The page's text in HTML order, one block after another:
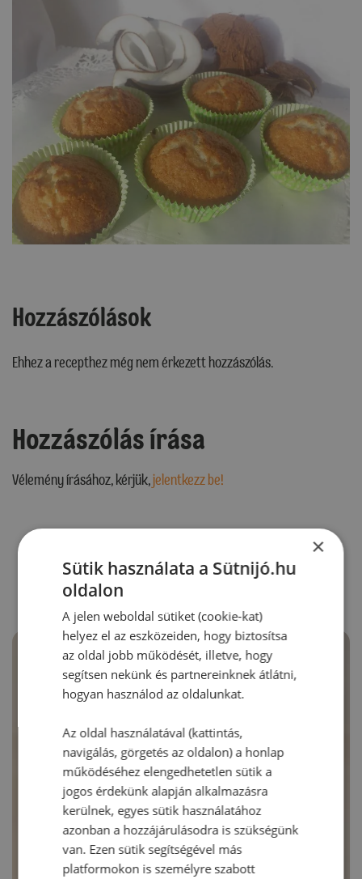
Hozzászólások
Ehhez a recepthez még nem érkezett hozzászólás.
Hozzászólás írása
Vélemény írásához, kérjük,jelentkezz be!
RECEPTAJÁNLÓ ×
Sütik használata a Sütnijó.hu
oldalon
A jelen weboldal sütiket (cookie-kat)
helyez el az eszközeiden, hogy biztosítsa
az oldal jobb működését, illetve, hogy
segítsen nekünk és partnereinknek átlátni,
hogyan használod az oldalunkat.
Az oldal használatával (kattintás,
navigálás, görgetés az oldalon) a honlap
működéséhez elengedhetetlen sütik a
jogos érdekünk alapján alkalmazásra
kerülnek, egyes sütik használatához
azonban a hozzájárulásodra is szükségünk
van. Ezen sütik segítségével más
platformokon is személyre szabott